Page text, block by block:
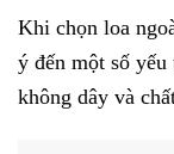
Khi chọn loa
ý đến một số
không dây và